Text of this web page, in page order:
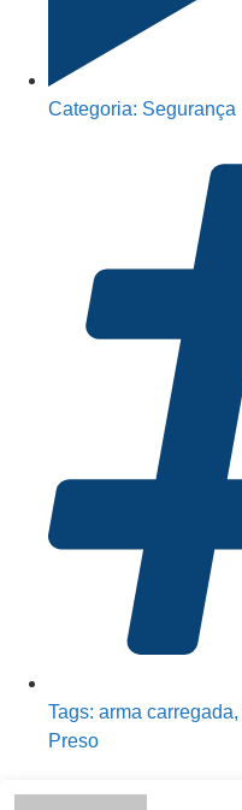
Categoria: Segurança
Tags: arma carregada,
Preso